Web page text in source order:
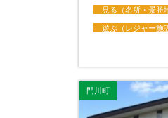
見る（名所・景勝
遊ぶ（レジャー施
門川町